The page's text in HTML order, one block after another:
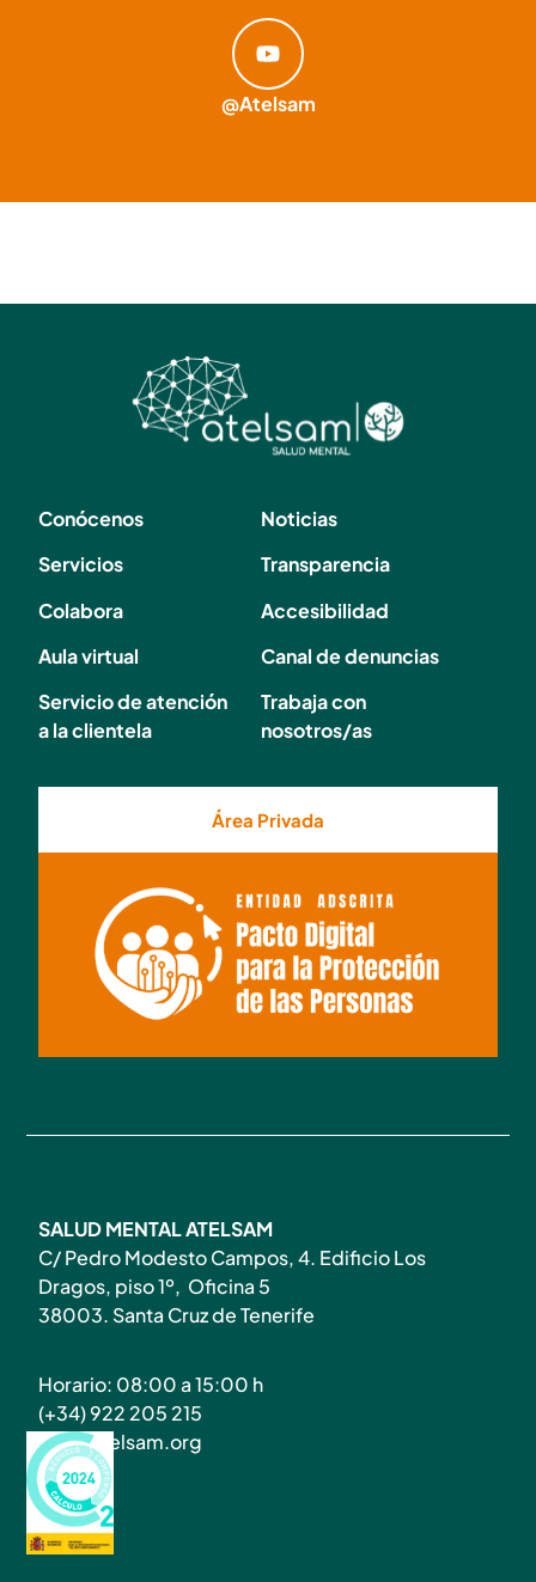
@Atelsam
Conócenos
Servicios
Colabora
Aula virtual
Servicio de atención
a la clientela
Noticias
Transparencia
Accesibilidad
Canal de denuncias
Trabaja con
nosotros/as
Área Privada
SALUD MENTAL ATELSAM
C/ Pedro Modesto Campos, 4. Edificio Los
Dragos, piso 1º, Oficina 5
38003. Santa Cruz de Tenerife
Horario: 08:00 a 15:00 h
(+34) 922 205 215
info@atelsam.org